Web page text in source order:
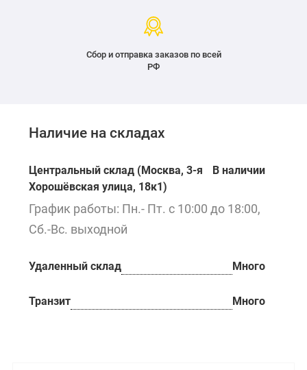
Сбор и отправка заказов по всей
РФ
Наличие на складах
Центральный склад (Москва, 3-я
Хорошёвская улица, 18к1)
В наличии
График работы: Пн.- Пт. с 10:00 до 18:00,
Сб.-Вс. выходной
Удаленный склад Много
Транзит Много